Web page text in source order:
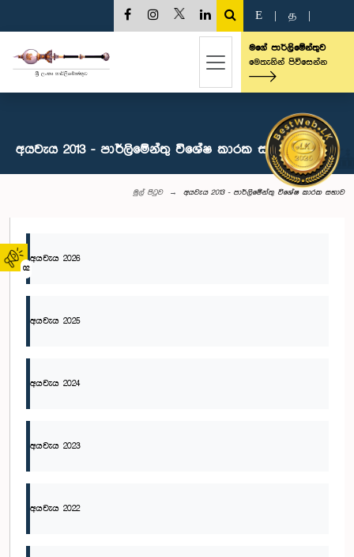
02
E த
මගේ පාර්ලිමේන්තුව
මෙතැනින් පිවිසෙන්න
අයවැය 2013 - පාර්ලිමේන්තු විශේෂ කාරක සභාව
මුල් පිටුව අයවැය 2013 - පාර්ලිමේන්තු විශේෂ කාරක සභාව
අයවැය 2026
අයවැය 2025
අයවැය 2024
අයවැය 2023
අයවැය 2022